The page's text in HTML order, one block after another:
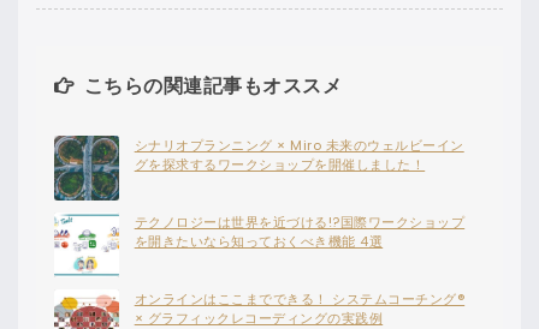
こちらの関連記事もオススメ
シナリオプランニング × Miro 未来のウェルビーイン
グを探求するワークショップを開催しました！
テクノロジーは世界を近づける!?国際ワークショップ
を開きたいなら知っておくべき機能 4選
オンラインはここまでできる！ システムコーチング®
× グラフィックレコーディングの実践例